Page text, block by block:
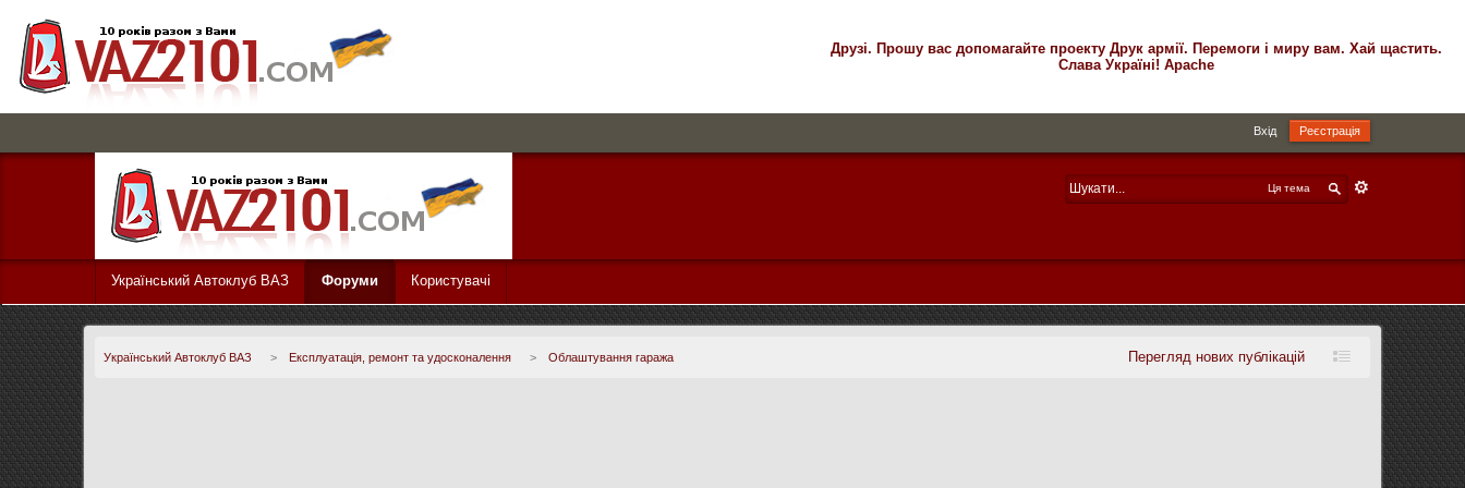
Друзі. Прошу вас допомагайте проекту Друк армії. Перемоги і миру вам. Хай щастить.
Слава Україні! Apache
Вхід Реєстрація
Ця тема
Український Автоклуб ВАЗ Форуми Користувачі
Український Автоклуб ВАЗ > Експлуатація, ремонт та удосконалення > Облаштування гаража Перегляд нових публікацій